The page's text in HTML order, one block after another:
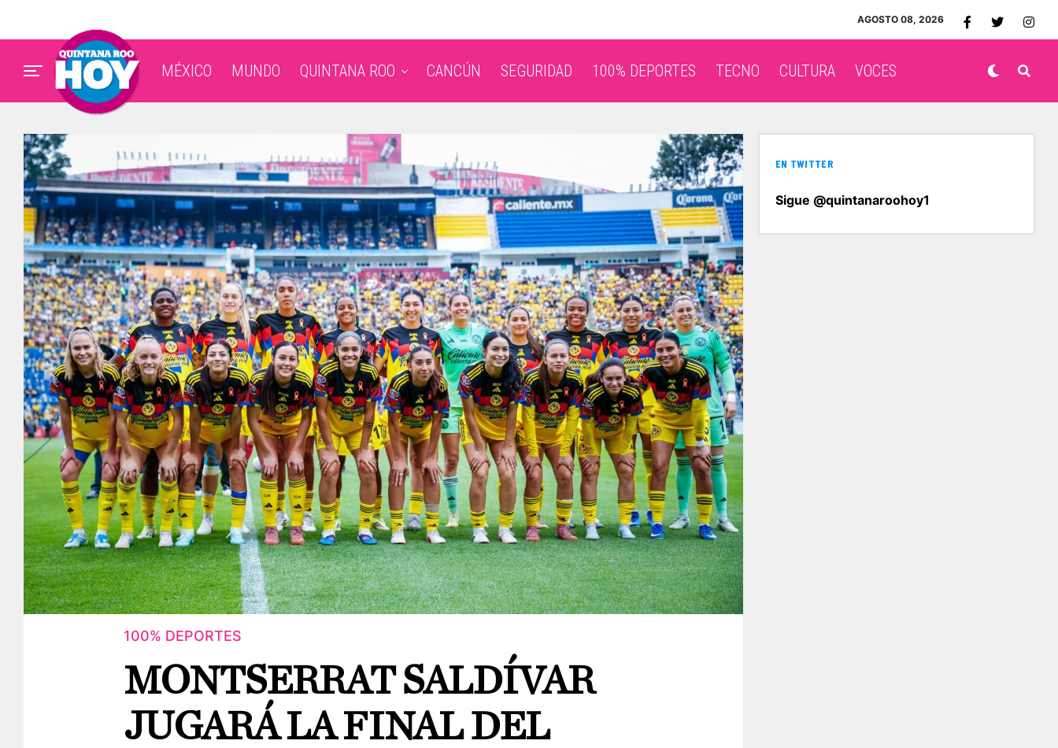
AGOSTO 08, 2026
MÉXICO MUNDO QUINTANA ROO CANCÚN SEGURIDAD 100% DEPORTES TECNO CULTURA VOCES
100% DEPORTES
MONTSERRAT SALDÍVAR
JUGARÁ LA FINAL DEL
EN TWITTER
Sigue @quintanaroohoy1